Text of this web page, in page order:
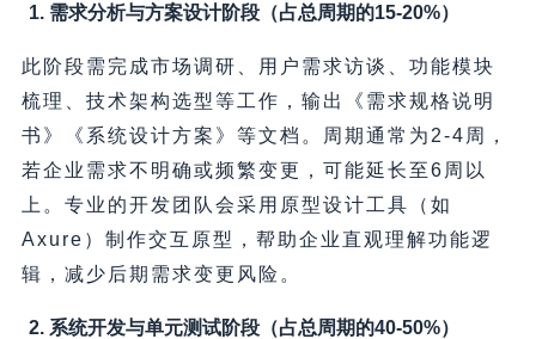
1. 需求分析与方案设计阶段（占总周期的15-20%）
此阶段需完成市场调研、用户需求访谈、功能模块
梳理、技术架构选型等工作，输出《需求规格说明
书》《系统设计方案》等文档。周期通常为2-4周，
若企业需求不明确或频繁变更，可能延长至6周以
上。专业的开发团队会采用原型设计工具（如
Axure）制作交互原型，帮助企业直观理解功能逻
辑，减少后期需求变更风险。
2. 系统开发与单元测试阶段（占总周期的40-50%）